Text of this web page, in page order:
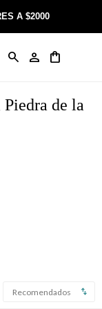
A $2000
de la
Recomendados